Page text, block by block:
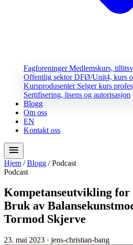
FagforeningerMedlemskurs,
Offentlig sektorDFØ/Unit4, kurs
Kursprodusenter Selger kurs
Sertifisering, lisens og autorisasjon
Blogg
Om oss
EN
Kontakt oss
menu
Hjem / Blogg / Podcast
Podcast
Kompetanseutvikling
Bruk av
Tormod Skjerve
23. mai 2023 · jens-christian-bang